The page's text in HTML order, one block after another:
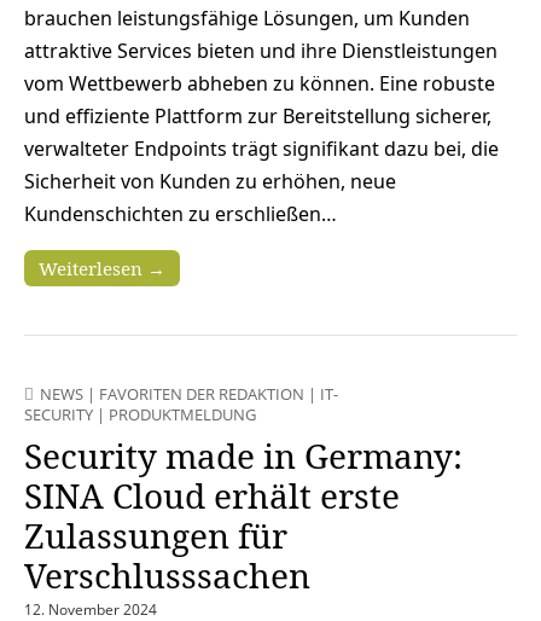
brauchen leistungsfähige Lösungen, um Kunden
attraktive Services bieten und ihre Dienstleistungen
vom Wettbewerb abheben zu können. Eine robuste
und effiziente Plattform zur Bereitstellung sicherer,
verwalteter Endpoints trägt signifikant dazu bei, die
Sicherheit von Kunden zu erhöhen, neue
Kundenschichten zu erschließen…
Weiterlesen →
NEWS | FAVORITEN DER REDAKTION | IT-
SECURITY | PRODUKTMELDUNG
Security made in Germany:
SINA Cloud erhält erste
Zulassungen für
Verschlusssachen
12. November 2024